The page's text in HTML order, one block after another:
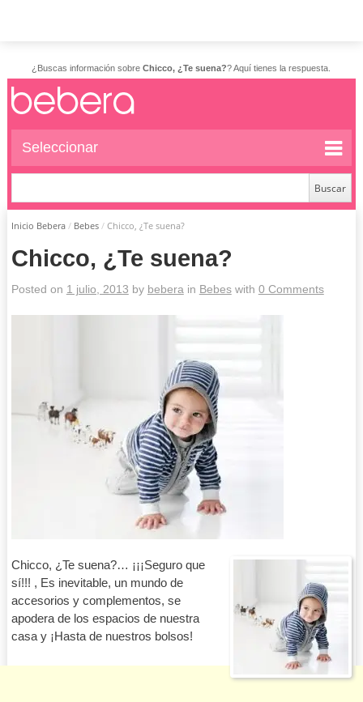
¿Buscas información sobreChicco, ¿Te suena?? Aquí tienes la respuesta.
Seleccionar
Inicio Bebera / Bebes / Chicco, ¿Te suena?
Chicco, ¿Te suena?
Posted on 1 julio, 2013 by bebera in Bebes with 0 Comments
Chicco, ¿Te suena?… ¡¡¡Seguro que
sí!!! , Es inevitable, un mundo de
accesorios y complementos, se
apodera de los espacios de nuestra
casa y ¡Hasta de nuestros bolsos!